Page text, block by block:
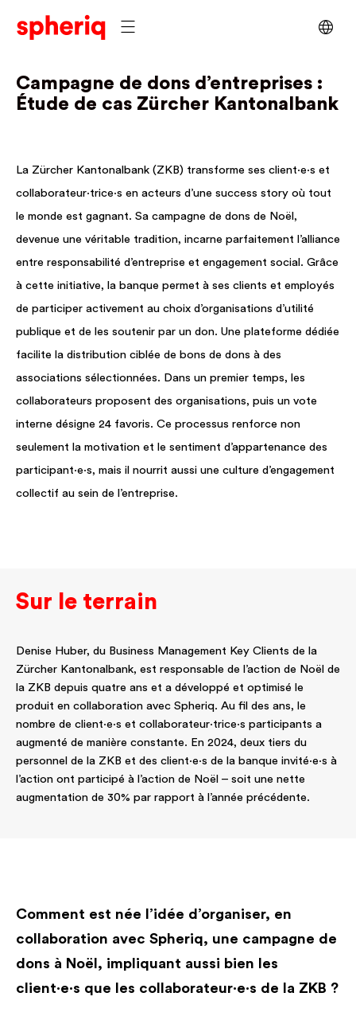
Campagne de dons d’entreprises :
Étude de cas Zürcher Kantonalbank
La Zürcher Kantonalbank (ZKB) transforme ses client·e·s et
collaborateur·trice·s en acteurs d’une success story où tout
le monde est gagnant. Sa campagne de dons de Noël,
devenue une véritable tradition, incarne parfaitement l’alliance
entre responsabilité d’entreprise et engagement social. Grâce
à cette initiative, la banque permet à ses clients et employés
de participer activement au choix d’organisations d’utilité
publique et de les soutenir par un don. Une plateforme dédiée
facilite la distribution ciblée de bons de dons à des
associations sélectionnées. Dans un premier temps, les
collaborateurs proposent des organisations, puis un vote
interne désigne 24 favoris. Ce processus renforce non
seulement la motivation et le sentiment d’appartenance des
participant·e·s, mais il nourrit aussi une culture d’engagement
collectif au sein de l’entreprise.
Sur le terrain
Denise Huber, du Business Management Key Clients de la
Zürcher Kantonalbank, est responsable de l’action de Noël de
la ZKB depuis quatre ans et a développé et optimisé le
produit en collaboration avec Spheriq. Au fil des ans, le
nombre de client·e·s et collaborateur·trice·s participants a
augmenté de manière constante. En 2024, deux tiers du
personnel de la ZKB et des client·e·s de la banque invité·e·s à
l’action ont participé à l’action de Noël – soit une nette
augmentation de 30% par rapport à l’année précédente.
Comment est née l’idée d’organiser, en
collaboration avec Spheriq, une campagne de
dons à Noël, impliquant aussi bien les
client·e·s que les collaborateur·e·s de la ZKB ?